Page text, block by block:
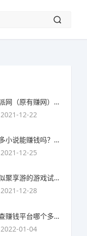
游派网（原有赚网），主要以试玩游戏赚钱为主
2021-12-22
蛮多小说能赚钱吗？送的100元能提现靠谱吗？
2021-12-25
类似聚享游的游戏试玩app（平台）推荐
2021-12-28
调查赚钱平台哪个多？哪个调查网站正规靠谱？
2022-01-04